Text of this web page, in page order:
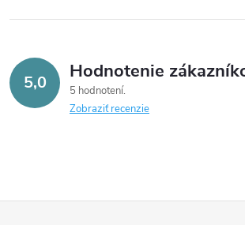
u
5,0 Hodnotenie
5 hodnotení
Zobraziť recenzie